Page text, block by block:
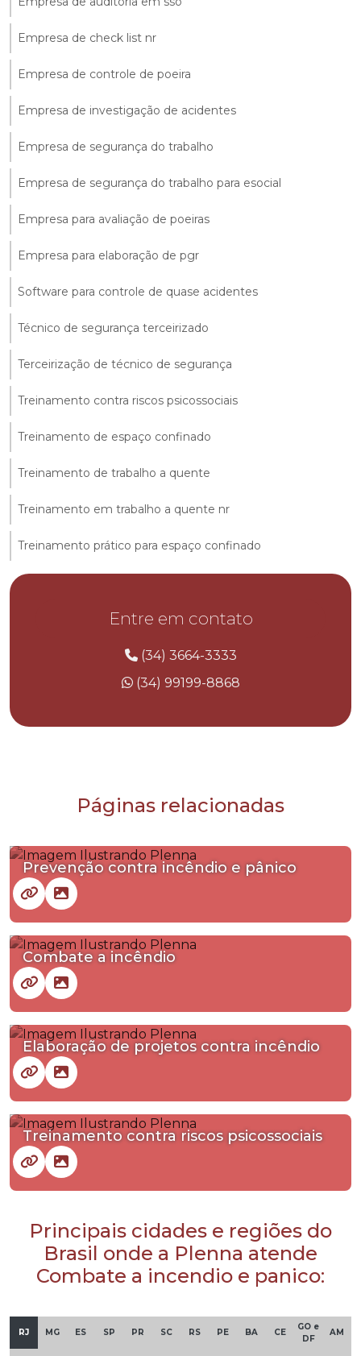
Empresa de check list nr
Empresa de controle de poeira
Empresa de investigação de acidentes
Empresa de segurança do trabalho
Empresa de segurança do trabalho para esocial
Empresa para avaliação de poeiras
Empresa para elaboração de pgr
Software para controle de quase acidentes
Técnico de segurança terceirizado
Terceirização de técnico de segurança
Treinamento contra riscos psicossociais
Treinamento de espaço confinado
Treinamento de trabalho a quente
Treinamento em trabalho a quente nr
Treinamento prático para espaço confinado
Entre em contato
(34) 3664-3333
(34) 99199-8868
Páginas relacionadas
Prevenção contra incêndio e pânico
Combate a incêndio
Elaboração de projetos contra incêndio
Treinamento contra riscos psicossociais
Principais cidades e regiões do
Brasil onde a Plenna atende
Combate a incendio e panico:
RJ MG ES SP PR SC RS PE BA CE
GO e
DF
AM